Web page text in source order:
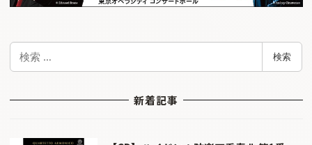
検
検索
新着記事